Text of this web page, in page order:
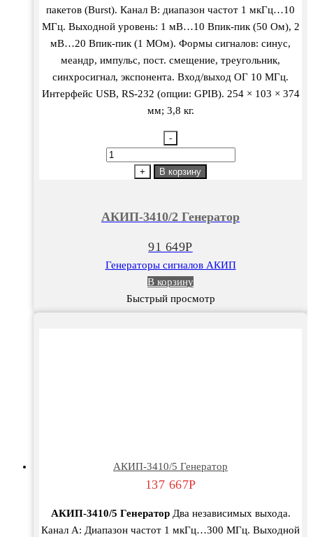
пакетов (Burst). Канал B: диапазон частот 1 мкГц…10
МГц. Выходной уровень: 1 мВ…10 Впик-пик (50 Ом), 2
мВ…20 Впик-пик (1 МОм). Формы сигналов: синус,
меандр, импульс, пост. смещение, треугольник,
синхросигнал, экспонента. Вход/выход ОГ 10 МГц.
Интерфейс USB, RS-232 (опции: GPIB). 254 × 103 × 374
мм; 3,8 кг.
-
Количество
+ В корзину
АКИП-3410/2 Генератор
91 649Р
Генераторы сигналов АКИП
В корзину
Быстрый просмотр
АКИП-3410/5 Генератор
137 667Р
АКИП-3410/5 ГенераторДва независимых выхода.
Канал A: Диапазон частот 1 мкГц…300 МГц. Выходной